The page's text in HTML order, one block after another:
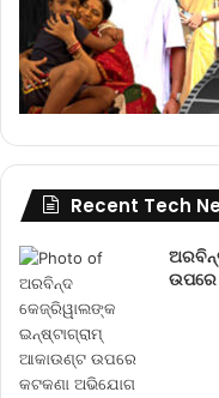
Recent Tech